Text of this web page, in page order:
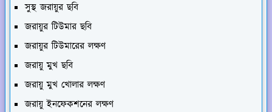
সুস্থ জরায়ুর ছবি
জরায়ুর টিউমার ছবি
জরায়ুর টিউমারের লক্ষণ
জরায়ু মুখ ছবি
জরায়ু মুখ খোলার লক্ষণ
জরায়ু ইনফেকশনের লক্ষণ